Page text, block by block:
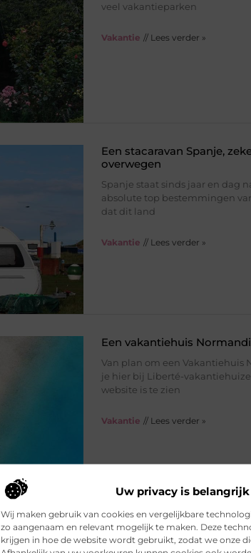
Uw privacy is
Wij maken gebruik van cookies en vergelijkbare
zo aangenaam en relevant mogelijk te maken. Deze
krijgen in hoe de website wordt gebruikt, zodat we onze
veel vakantieparken
Vakantie // Lees verder »
Een stacaravan Spanje,
overwegen
Spanje staat sinds jaar en dag
absolute top bestemmingen
dat dit land
Vakantie // Lees verder »
Een vakantiehuis
Van plan om een Vakantiehuis
je hier bij Liberté-
website is te zien
Vakantie // Lees verder »
De leukste
bezoeken in Pisa